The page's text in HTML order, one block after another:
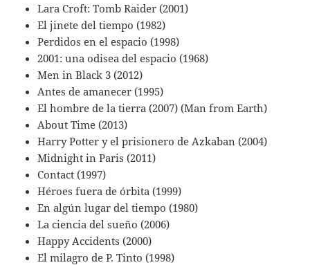
Lara Croft: Tomb Raider (2001)
El jinete del tiempo (1982)
Perdidos en el espacio (1998)
2001: una odisea del espacio (1968)
Men in Black 3 (2012)
Antes de amanecer (1995)
El hombre de la tierra (2007) (Man from Earth)
About Time (2013)
Harry Potter y el prisionero de Azkaban (2004)
Midnight in Paris (2011)
Contact (1997)
Héroes fuera de órbita (1999)
En algún lugar del tiempo (1980)
La ciencia del sueño (2006)
Happy Accidents (2000)
El milagro de P. Tinto (1998)